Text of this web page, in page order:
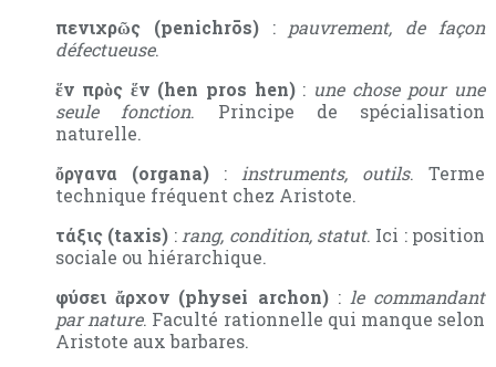
πενιχρῶς (penichrōs): pauvrement, de façon
défectueuse.
ἕν πρὸς ἕν (hen pros hen): une chose pour une
seule fonction. Principe de spécialisation
naturelle.
ὄργανα (organa) : instruments, outils. Terme
technique fréquent chez Aristote.
τάξις (taxis) : rang, condition, statut. Ici : position
sociale ou hiérarchique.
φύσει ἄρχον (physei archon): le commandant
par nature. Faculté rationnelle qui manque selon
Aristote aux barbares.